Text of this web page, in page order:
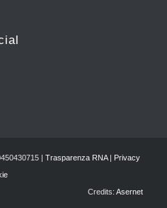
| Trasparenza RNA| Privacy
Credits:Asernet